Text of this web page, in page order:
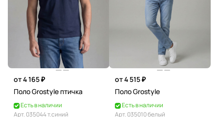
от 4 165 ₽
Поло Grostyle птичка
Есть в наличии
Арт. 035044 т.синий
от 4 515 ₽
Поло Grostyle
Есть в наличии
Арт. 035010 белый